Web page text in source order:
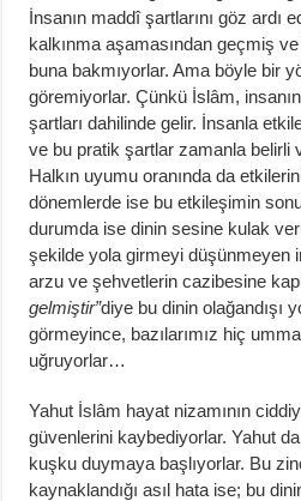
İnsanın maddî şartlarını göz ardı
kalkınma aşamasından geçmiş
buna bakmıyorlar. Ama böyle bir
göremiyorlar. Çünkü İslâm,
şartları dahilinde gelir. İnsanla
ve bu pratik şartlar zamanla belirli
Halkın uyumu oranında da
dönemlerde ise bu etkileşimin
durumda ise dinin sesine kulak
şekilde yola girmeyi düşünmeyen
arzu ve şehvetlerin cazibesine
gelmiştir”diye bu dinin olağandışı
görmeyince, bazılarımız hiç
uğruyorlar…
Yahut İslâm hayat nizamının
güvenlerini kaybediyorlar. Yahut
kuşku duymaya başlıyorlar. Bu
kaynaklandığı asıl hata ise; bu